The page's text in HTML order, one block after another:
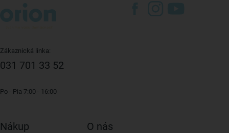
Zákaznická linka:
031 701 33 52
Po - Pia 7:00 - 16:00
Nákup O nás